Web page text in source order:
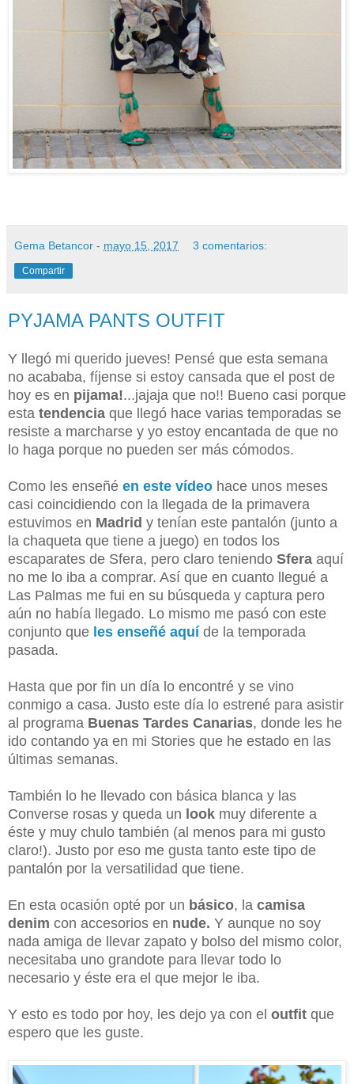
Gema Betancor - mayo 15, 2017 3 comentarios:
Compartir
PYJAMA PANTS OUTFIT
Y llegó mi querido jueves! Pensé que esta semana
no acababa, fíjense si estoy cansada que el post de
hoy es en pijama!...jajaja que no!! Bueno casi porque
esta tendencia que llegó hace varias temporadas se
resiste a marcharse y yo estoy encantada de que no
lo haga porque no pueden ser más cómodos.
Como les enseñé en este vídeo hace unos meses
casi coincidiendo con la llegada de la primavera
estuvimos en Madrid y tenían este pantalón (junto a
la chaqueta que tiene a juego) en todos los
escaparates de Sfera, pero claro teniendo Sfera aquí
no me lo iba a comprar. Así que en cuanto llegué a
Las Palmas me fui en su búsqueda y captura pero
aún no había llegado. Lo mismo me pasó con este
conjunto que les enseñé aquí de la temporada
pasada.
Hasta que por fin un día lo encontré y se vino
conmigo a casa. Justo este día lo estrené para asistir
al programa Buenas Tardes Canarias, donde les he
ido contando ya en mi Stories que he estado en las
últimas semanas.
También lo he llevado con básica blanca y las
Converse rosas y queda un look muy diferente a
éste y muy chulo también (al menos para mi gusto
claro!). Justo por eso me gusta tanto este tipo de
pantalón por la versatilidad que tiene.
En esta ocasión opté por un básico, la camisa
denim con accesorios en nude. Y aunque no soy
nada amiga de llevar zapato y bolso del mismo color,
necesitaba uno grandote para llevar todo lo
necesario y éste era el que mejor le iba.
Y esto es todo por hoy, les dejo ya con el outfit que
espero que les guste.